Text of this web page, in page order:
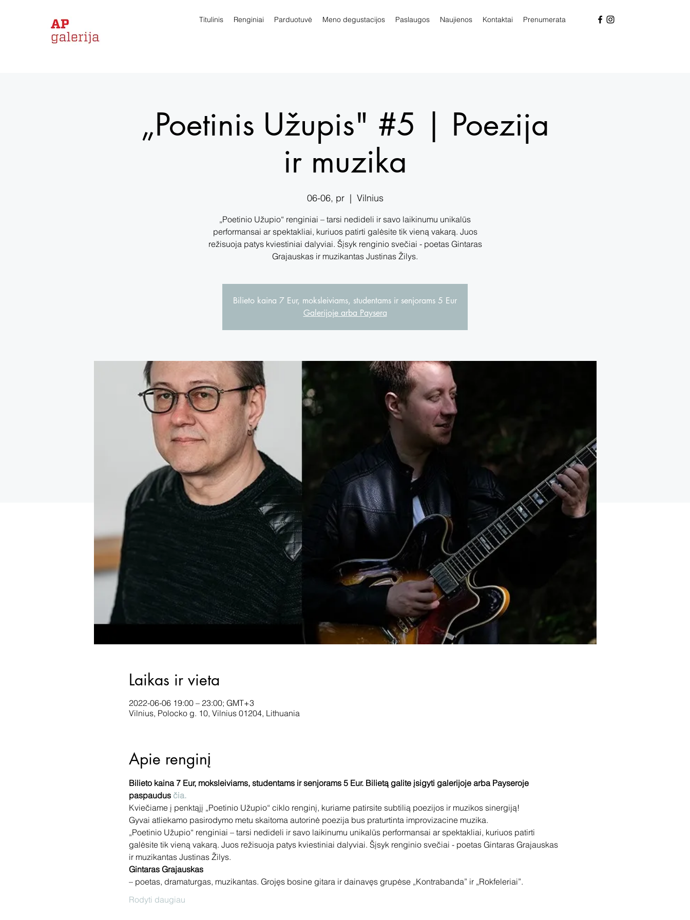
Titulinis Renginiai Parduotuvė Meno degustacijos Paslaugos Naujienos Kontaktai Prenumerata
„Poetinis Užupis" #5 | Poezija
ir muzika
06-06, pr
  |
Vilnius
„Poetinio Užupio“ renginiai – tarsi nedideli ir savo laikinumu unikalūs
performansai ar spektakliai, kuriuos patirti galėsite tik vieną vakarą. Juos
režisuoja patys kviestiniai dalyviai. Šįsyk renginio svečiai - poetas Gintaras
Grajauskas ir muzikantas Justinas Žilys.
Bilieto kaina 7 Eur, moksleiviams, studentams ir senjorams 5 Eur
Galerijoje arba Paysera
Laikas ir vieta
2022-06-06 19:00 – 23:00; GMT+3
Vilnius, Polocko g. 10, Vilnius 01204, Lithuania
Apie renginį
Bilieto kaina 7 Eur, moksleiviams, studentams ir senjorams 5 Eur. Bilietą galite įsigyti galerijoje arba Payseroje
paspaudus čia.
Kviečiame į penktąjį „Poetinio Užupio“ ciklo renginį, kuriame patirsite subtilią poezijos ir muzikos sinergiją!
Gyvai atliekamo pasirodymo metu skaitoma autorinė poezija bus praturtinta improvizacine muzika.
„Poetinio Užupio“ renginiai – tarsi nedideli ir savo laikinumu unikalūs performansai ar spektakliai, kuriuos patirti
galėsite tik vieną vakarą. Juos režisuoja patys kviestiniai dalyviai. Šįsyk renginio svečiai - poetas Gintaras Grajauskas
ir muzikantas Justinas Žilys.
Gintaras Grajauskas
– poetas, dramaturgas, muzikantas. Grojęs bosine gitara ir dainavęs grupėse „Kontrabanda” ir „Rokfeleriai”.
Rodyti daugiau